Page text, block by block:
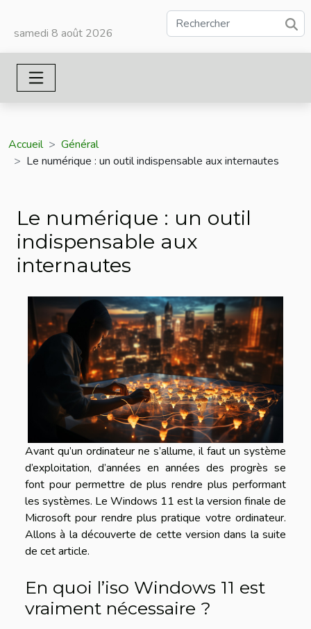
samedi 8 août 2026
Accueil
Général
Le numérique : un outil indispensable aux internautes
Le numérique : un outil
indispensable aux
internautes
Avant qu’un ordinateur ne s’allume, il faut un système
d’exploitation, d’années en années des progrès se
font pour permettre de plus rendre plus performant
les systèmes. Le Windows 11 est la version finale de
Microsoft pour rendre plus pratique votre ordinateur.
Allons à la découverte de cette version dans la suite
de cet article.
En quoi l’iso Windows 11 est
vraiment nécessaire ?